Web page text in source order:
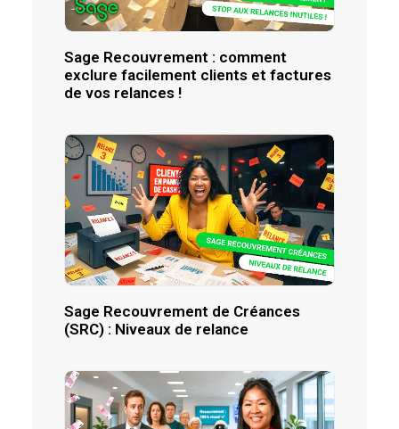
Sage Recouvrement : comment
exclure facilement clients et factures
de vos relances !
Sage Recouvrement de Créances
(SRC) : Niveaux de relance